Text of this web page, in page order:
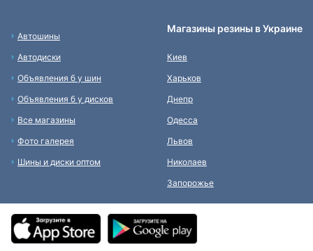
Автошины
Автодиски
Объявления б у шин
Объявления б у дисков
Все магазины
Фото галерея
Шины и диски оптом
Магазины резины в Украине
Киев
Харьков
Днепр
Одесса
Львов
Николаев
Запорожье